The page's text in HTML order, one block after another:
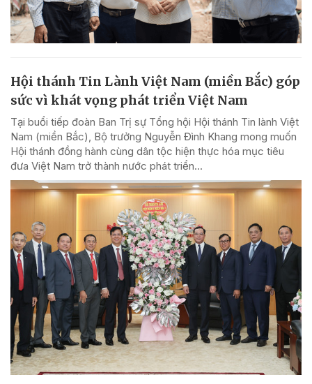
Hội thánh Tin Lành Việt Nam (miền Bắc) góp
sức vì khát vọng phát triển Việt Nam
Tại buổi tiếp đoàn Ban Trị sự Tổng hội Hội thánh Tin lành Việt
Nam (miền Bắc), Bộ trưởng Nguyễn Đình Khang mong muốn
Hội thánh đồng hành cùng dân tộc hiện thực hóa mục tiêu
đưa Việt Nam trở thành nước phát triển...